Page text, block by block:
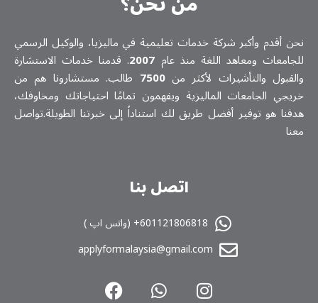
نحن أقدم وأكبر شركة خدمات تعلیمیة في ماليزيا، والوكيل الرسمي
للجامعات ومعاهد اللغة منذ عام 2007. قدمنا خدمات الاستشارة
والقبول والتأشيرات لأكثر من7500 طالب. مستشارونا هم من
خريجي الجامعات الماليزية ويفهمون تمامًا احتياجاتك ومخاوفك،
هدفنا هو توفير أفضل طريق لك استناداً إلى خبرتنا الطويلة.تواصل
معنا
اتصل بنا
601121806818+ (واتس اپ )
applyformalaysia@gmail.com